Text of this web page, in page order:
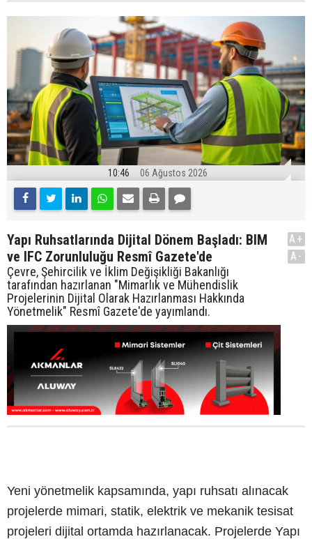
10:46 06 Ağustos 2026
Yapı Ruhsatlarında Dijital Dönem Başladı: BIM
ve IFC Zorunluluğu Resmî Gazete'de
Çevre, Şehircilik ve İklim Değişikliği Bakanlığı
tarafından hazırlanan "Mimarlık ve Mühendislik
Projelerinin Dijital Olarak Hazırlanması Hakkında
Yönetmelik" Resmî Gazete'de yayımlandı.
A+
A-
Yeni yönetmelik kapsamında, yapı ruhsatı alınacak
projelerde mimari, statik, elektrik ve mekanik tesisat
projeleri dijital ortamda hazırlanacak. Projelerde Yapı